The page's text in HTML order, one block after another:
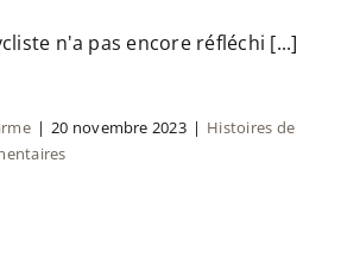
n'a pas encore réfléchi [...]
| 20 novembre 2023 | Histoires de